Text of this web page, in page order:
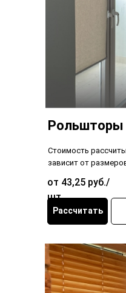
Рольшторы
Стоимость
зависит от
от 43,25 руб./
шт
Рассчитать